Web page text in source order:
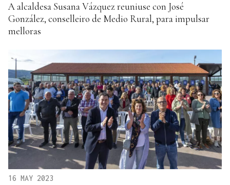
A alcaldesa Susana Vázquez reuniuse con José
González, conselleiro de Medio Rural, para impulsar
melloras
16 MAY 2023